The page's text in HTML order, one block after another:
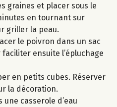
graines et placer sous le
en tournant sur
griller la peau.
le poivron dans un sac
ensuite l’épluchage
en petits cubes. Réserver
la décoration.
casserole d’eau